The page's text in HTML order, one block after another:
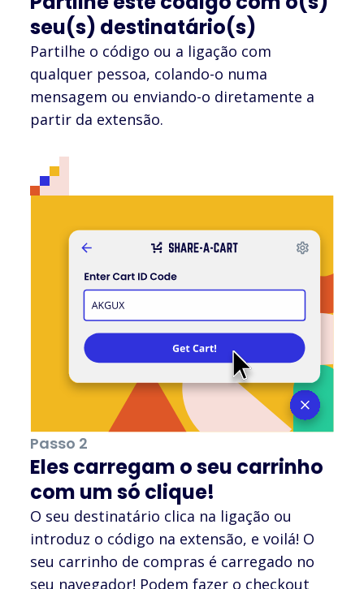
seu(s) destinatário(s)
Partilhe o código ou a ligação com
qualquer pessoa, colando-o numa
mensagem ou enviando-o diretamente a
partir da extensão.
Passo 2
Eles carregam o seu carrinho
com um só clique!
O seu destinatário clica na ligação ou
introduz o código na extensão, e voilá! O
seu carrinho de compras é carregado no
seu navegador! Podem fazer o checkout